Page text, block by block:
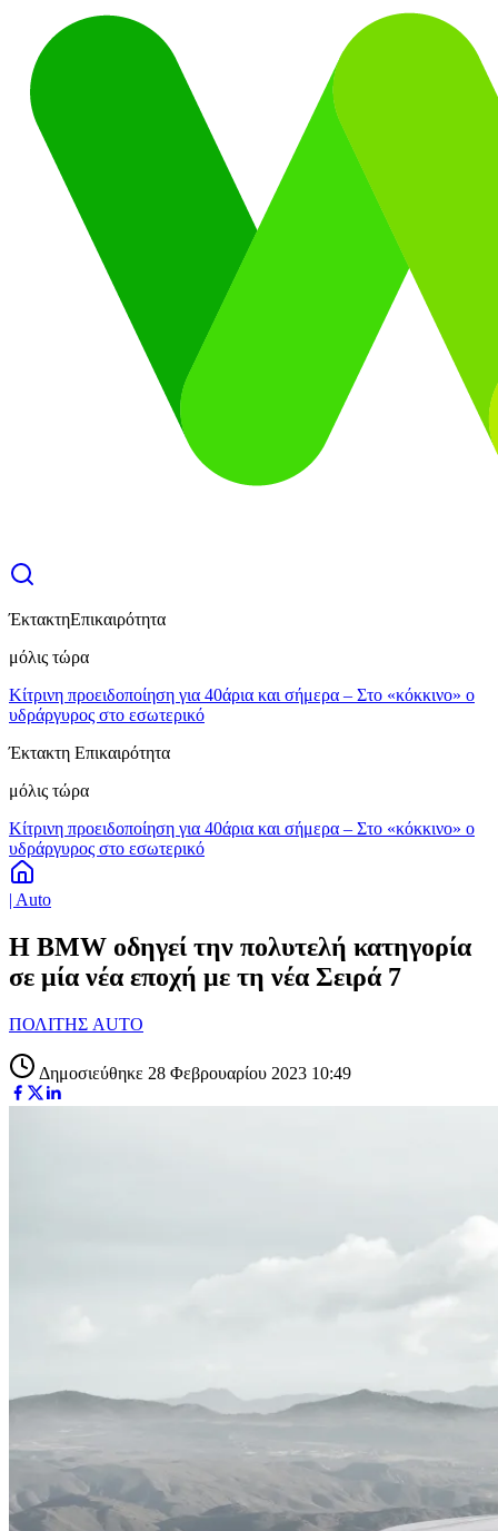
ΈκτακτηΕπικαιρότητα
μόλις τώρα
Κίτρινη προειδοποίηση για 40άρια και σήμερα – Στο «κόκκινο» ο
υδράργυρος στο εσωτερικό
Έκτακτη Επικαιρότητα
μόλις τώρα
Κίτρινη προειδοποίηση για 40άρια και σήμερα – Στο «κόκκινο» ο
υδράργυρος στο εσωτερικό
| Auto
Η BMW οδηγεί την πολυτελή κατηγορία
σε μία νέα εποχή με τη νέα Σειρά 7
ΠΟΛΙΤΗΣ AUTO
Δημοσιεύθηκε 28 Φεβρουαρίου 2023 10:49